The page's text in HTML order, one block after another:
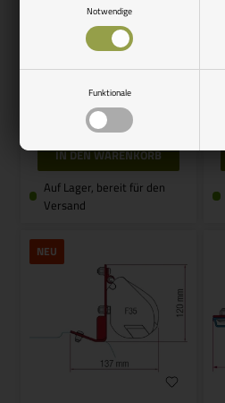
Notwendige
Funktionale
Artikelnummer: 43330
FIAMMA
Fiamma F35
Montagehalterung WV T4
mit/ohne Hubdach
65,75 EUR
Auf Lager, bereit für den
Versand
NEU